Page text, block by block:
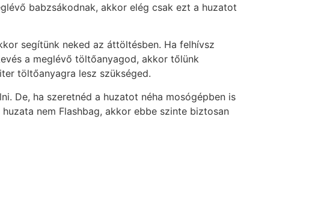
babzsákodnak, akkor elég csak ezt a huzatot
segítünk neked az áttöltésben. Ha felhívsz
a meglévő töltőanyagod, akkor tőlünk
töltőanyagra lesz szükséged.
De, ha szeretnéd a huzatot néha mosógépben is
nem Flashbag, akkor ebbe szinte biztosan